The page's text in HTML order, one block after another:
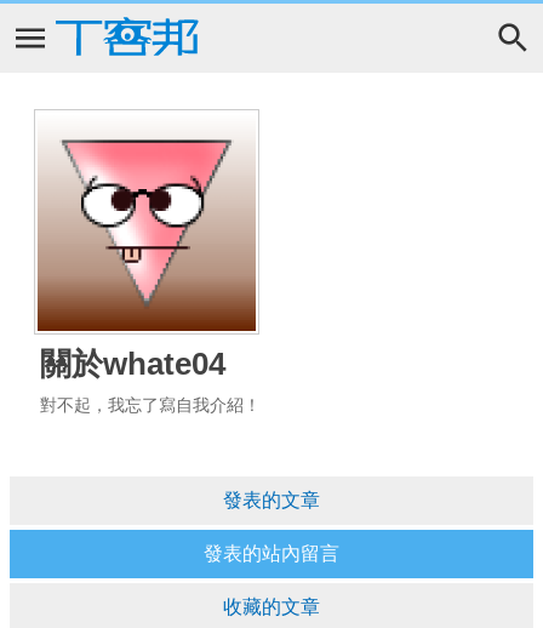
關於whate04
對不起，我忘了寫自我介紹！
發表的文章
發表的站內留言
收藏的文章